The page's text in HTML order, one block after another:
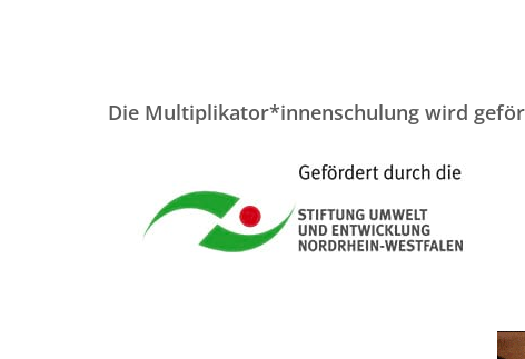
Die Multiplikator*innenschulung wird